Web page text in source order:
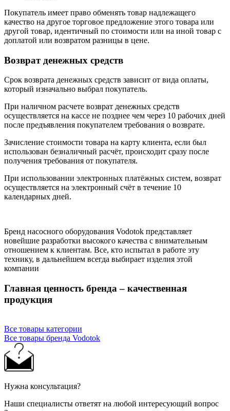
Покупатель имеет право обменять товар надлежащего
качество на другое торговое предложение этого товара или
другой товар, идентичный по стоимости или на иной товар с
доплатой или возвратом разницы в цене.
Возврат денежных средств
Срок возврата денежных средств зависит от вида оплаты,
который изначально выбрал покупатель.
При наличном расчете возврат денежных средств
осуществляется на кассе не позднее чем через 10 рабочих дней
после предъявления покупателем требования о возврате.
Зачисление стоимости товара на карту клиента, если был
использован безналичный расчёт, происходит сразу после
получения требования от покупателя.
При использовании электронных платёжных систем, возврат
осуществляется на электронный счёт в течение 10
календарных дней.
Бренд насосного оборудования Vodotok представляет
новейшие разработки высокого качества с внимательным
отношением к клиентам. Все, кто испытал в работе эту
технику, в дальнейшем всегда выбирает изделия этой
компании
Главная ценность бренда – качественная
продукция
Все товары категории
Все товары бренда Vodotok
Нужна консультация?
Наши специалисты ответят на любой интересующий вопрос